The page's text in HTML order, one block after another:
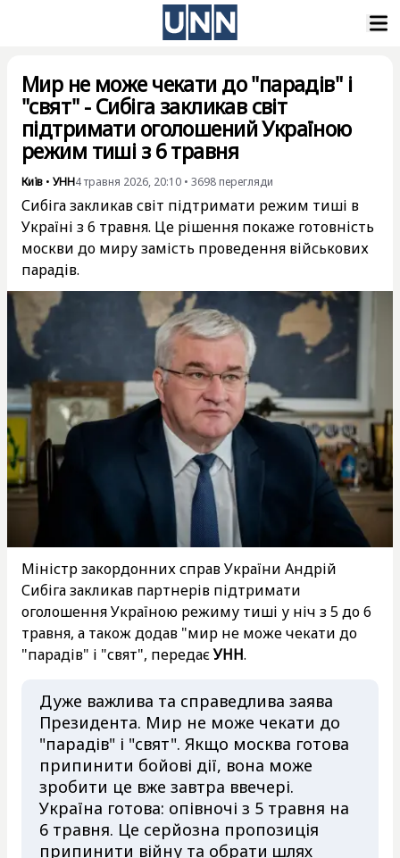
Мир не може чекати до "парадів" і
"свят" - Сибіга закликав світ
підтримати оголошений Україною
режим тиші з 6 травня
Київ • УНН4 травня 2026, 20:10 • 3698 перегляди
Сибіга закликав світ підтримати режим тиші в
Україні з 6 травня. Це рішення покаже готовність
москви до миру замість проведення військових
парадів.
Міністр закордонних справ України Андрій
Сибіга закликав партнерів підтримати
оголошення Україною режиму тиші у ніч з 5 до 6
травня, а також додав "мир не може чекати до
"парадів" і "свят", передаєУНН.
Дуже важлива та справедлива заява
Президента. Мир не може чекати до
"парадів" і "свят". Якщо москва готова
припинити бойові дії, вона може
зробити це вже завтра ввечері.
Україна готова: опівночі з 5 травня на
6 травня. Це серйозна пропозиція
припинити війну та обрати шлях